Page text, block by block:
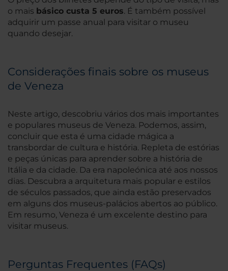
o mais básico custa 5 euros. É também possível
adquirir um passe anual para visitar o museu
quando desejar.
Considerações finais sobre os museus
de Veneza
Neste artigo, descobriu vários dos mais importantes
e populares museus de Veneza. Podemos, assim,
concluir que esta é uma cidade mágica a
transbordar de cultura e história. Repleta de estórias
e peças únicas para aprender sobre a história de
Itália e da cidade. Da era napoleónica até aos nossos
dias. Descubra a arquitetura mais popular e estilos
de séculos passados, que ainda estão preservados
em alguns dos museus-palácios abertos ao público.
Em resumo, Veneza é um excelente destino para
visitar museus.
Perguntas Frequentes (FAQs)